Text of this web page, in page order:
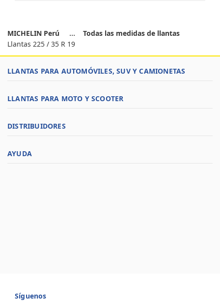
MICHELIN Perú
Todas las medidas de llantas
Llantas 225 / 35 R 19
LLANTAS PARA AUTOMÓVILES, SUV Y CAMIONETAS
LLANTAS PARA MOTO Y SCOOTER
DISTRIBUIDORES
AYUDA
Síguenos